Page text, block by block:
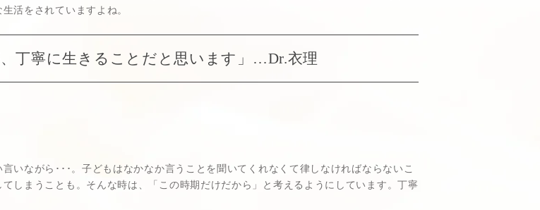
活をされていますよね。
丁寧に生きることだと思います」…Dr.衣理
いながら･･･。子どもはなかなか言うことを聞いてくれなくて律しなければならないこ
しまうことも。そんな時は、「この時期だけだから」と考えるようにしています。丁寧